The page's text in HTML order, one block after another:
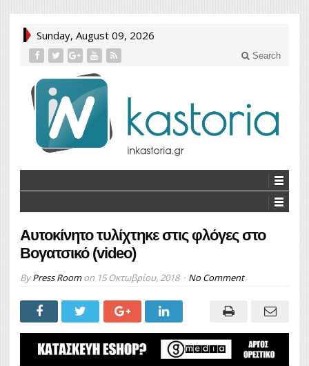
Sunday, August 09, 2026
Search
Αυτοκίνητο τυλίχτηκε στις φλόγες στο
Βογατσικό (video)
ByPress Roomon 15 Οκτωβρίου, 2018 No Comment